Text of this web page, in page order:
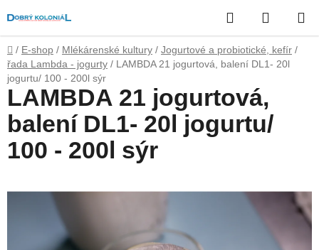
na
obsah
Hledat
KOŠÍK
Domů
/ E-shop / Mlékárenské kultury / Jogurtové a probiotické, kefír /
řada Lambda - jogurty / LAMBDA 21 jogurtová, balení DL1- 20l
jogurtu/ 100 - 200l sýr
LAMBDA 21 jogurtová,
balení DL1- 20l jogurtu/
100 - 200l sýr